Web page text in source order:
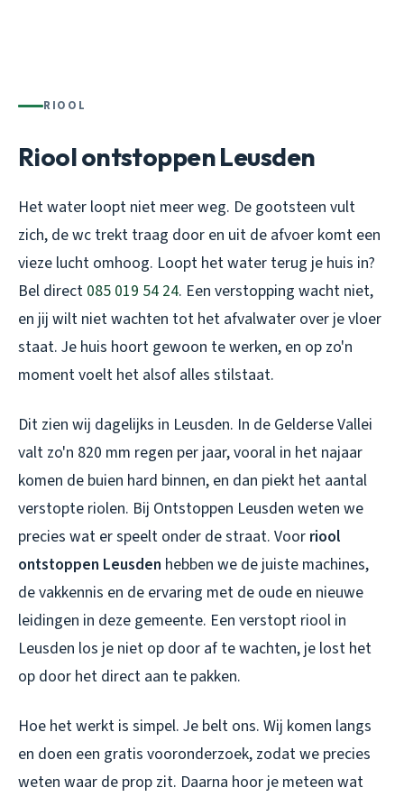
RIOOL
Riool ontstoppen Leusden
Het water loopt niet meer weg. De gootsteen vult
zich, de wc trekt traag door en uit de afvoer komt een
vieze lucht omhoog. Loopt het water terug je huis in?
Bel direct 085 019 54 24. Een verstopping wacht niet,
en jij wilt niet wachten tot het afvalwater over je vloer
staat. Je huis hoort gewoon te werken, en op zo'n
moment voelt het alsof alles stilstaat.
Dit zien wij dagelijks in Leusden. In de Gelderse Vallei
valt zo'n 820 mm regen per jaar, vooral in het najaar
komen de buien hard binnen, en dan piekt het aantal
verstopte riolen. Bij Ontstoppen Leusden weten we
precies wat er speelt onder de straat. Voor riool
ontstoppen Leusden hebben we de juiste machines,
de vakkennis en de ervaring met de oude en nieuwe
leidingen in deze gemeente. Een verstopt riool in
Leusden los je niet op door af te wachten, je lost het
op door het direct aan te pakken.
Hoe het werkt is simpel. Je belt ons. Wij komen langs
en doen een gratis vooronderzoek, zodat we precies
weten waar de prop zit. Daarna hoor je meteen wat